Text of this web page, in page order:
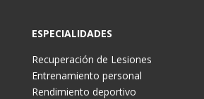
ESPECIALIDADES
Recuperación de Lesiones
Entrenamiento personal
Rendimiento deportivo